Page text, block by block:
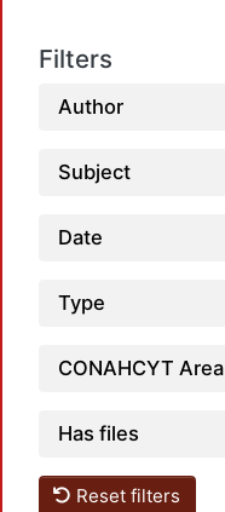
Filters
Author
Subject
Date
Type
CONAHCYT Area
Has files
Reset filters